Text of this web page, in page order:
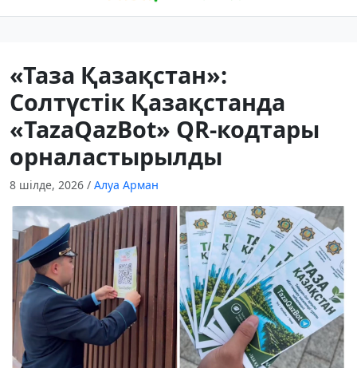
«Таза Қазақстан»:
Солтүстік Қазақстанда
«TazaQazBot» QR-кодтары
орналастырылды
8 шілде, 2026 / Алуа Арман